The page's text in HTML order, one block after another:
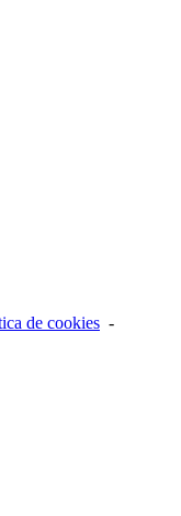
de cookies -